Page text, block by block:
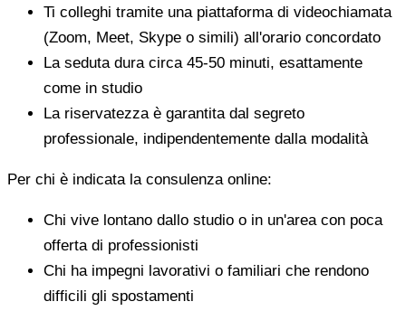
Ti colleghi tramite una piattaforma di videochiamata
(Zoom, Meet, Skype o simili) all'orario concordato
La seduta dura circa 45-50 minuti, esattamente
come in studio
La riservatezza è garantita dal segreto
professionale, indipendentemente dalla modalità
Per chi è indicata la consulenza online:
Chi vive lontano dallo studio o in un'area con poca
offerta di professionisti
Chi ha impegni lavorativi o familiari che rendono
difficili gli spostamenti